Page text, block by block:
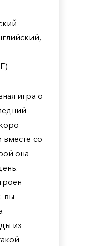
игра о
со
она
вы
из